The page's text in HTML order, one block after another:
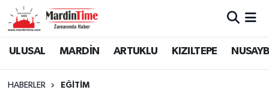
ULUSAL MARDİN ARTUKLU KIZILTEPE
HABERLER EĞİTİM
Mardin Nöbetçi Eczaneler